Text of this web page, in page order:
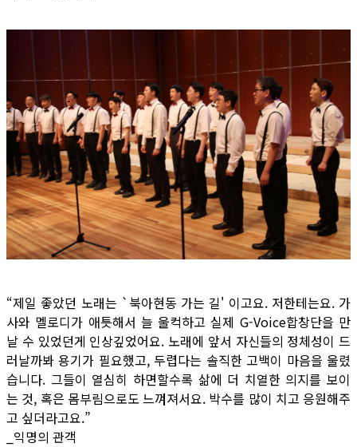
“제일 좋았던 노래는 `북아현동 가는 길' 이고요. 저한테는요. 가
사와 멜로디가 애틋해서 늘 울컥하고 실제 G-Voice합창단을 만
날 수 있었던게 인상깊었어요. 노래에 앞서 자신들의 정체성이 드
러날까봐 용기가 필요했고, 두렵다는 솔직한 고백이 마음을 울렸
습니다. 그들이 열심히 하면할수록 삶에 더 치열한 의지를 보이
는 것, 혹은 몸부림으로도 느껴져서요. 박수를 많이 치고 응원해주
고 싶더라고요.”
_익명의 관객